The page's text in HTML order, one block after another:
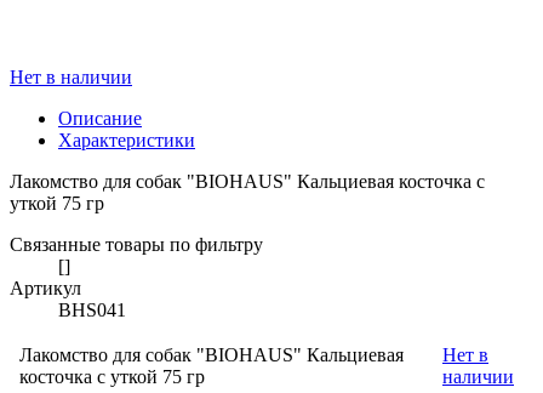
Нет в наличии
Описание
Характеристики
Лакомство для собак "BIOHAUS" Кальциевая косточка с
уткой 75 гр
Связанные товары по фильтру
[]
Артикул
BHS041
Лакомство для собак "BIOHAUS" Кальциевая
косточка с уткой 75 гр
Нет в
наличии